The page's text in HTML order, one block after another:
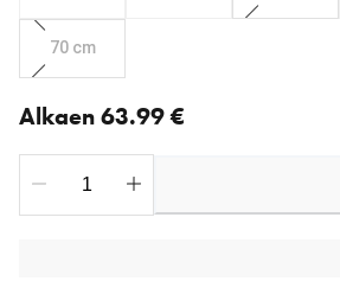
70 cm
Alkaen 63.99 €